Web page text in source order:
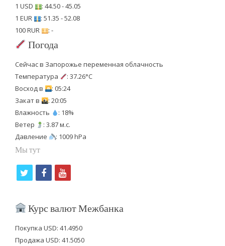
1 USD
: 44.50 - 45.05
1 EUR
: 51.35 - 52.08
100 RUR
: -
Погода
Сейчас в Запорожье переменная облачность
Температура
: 37.26°C
Восход в
: 05:24
Закат в
: 20:05
Влажность
: 18%
Ветер
: 3.87 м.с.
Давление
: 1009 hPa
Мы тут
i
t
f
c
b
y
u
u
Курс валют Межбанка
Покупка USD: 41.4950
Продажа USD: 41.5050